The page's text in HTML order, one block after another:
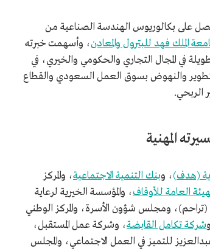
على بكالوريوس الهندسة الصناعية من
الملك فهد للبترول والمعادن، وأسهمت خبرته
في المجال التجاري والحكومي والخيري، في
والنهوض بسوق العمل السعودي والقطاع
الربحي.
المهنية
(هدف)، وبنك التنمية الاجتماعية، والمركز
العامة للأوقاف، والمؤسسة الخيرية لرعاية
(تراحم)، ومجلس شؤون الأسرة، والمركز الوطني
شركة تكامل القابضة، وشركة عمل المستقبل،
للتميز في العمل الاجتماعي، والمجلس